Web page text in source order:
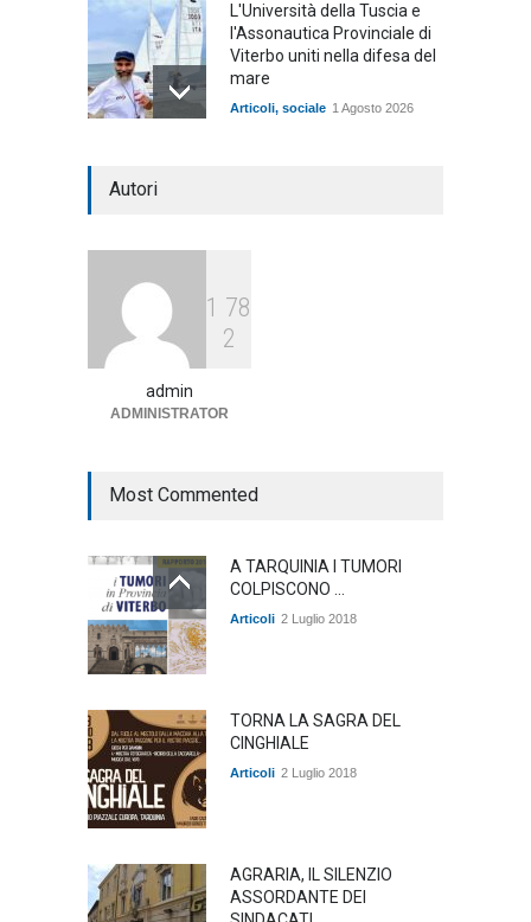
L'Università della Tuscia e
l'Assonautica Provinciale di
Viterbo uniti nella difesa del
mare
Articoli, sociale 1 Agosto 2026
Agricoltura, dal Governo
arrivano i pagamenti PAC, la
Autori
1 78
2
admin
ADMINISTRATOR
Most Commented
A TARQUINIA I TUMORI
COLPISCONO ...
Articoli 2 Luglio 2018
TORNA LA SAGRA DEL
CINGHIALE
Articoli 2 Luglio 2018
AGRARIA, IL SILENZIO
ASSORDANTE DEI